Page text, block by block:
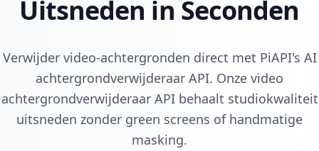
Uitsneden in Seconden
Verwijder video-achtergronden direct met PiAPI's AI
achtergrondverwijderaar API. Onze video
achtergrondverwijderaar API behaalt studiokwaliteit
uitsneden zonder green screens of handmatige
masking.